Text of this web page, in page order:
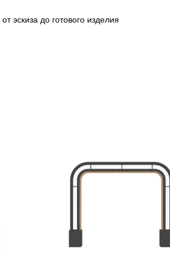
эскиза до готового изделия